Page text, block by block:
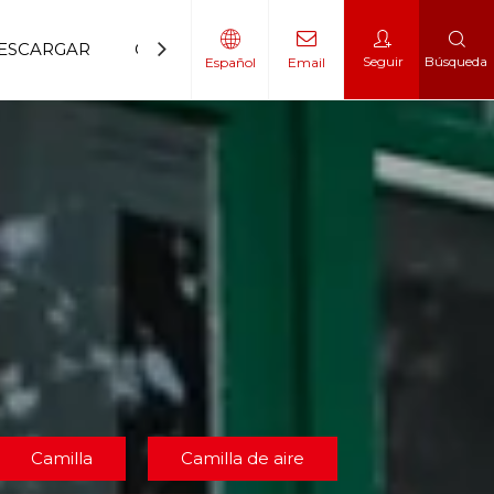
CONTÁCTENOS
Español Email Seguir Búsqueda
Camilla Camilla de aire